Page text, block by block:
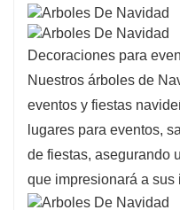
Decoraciones para
Nuestros árboles de
eventos y fiestas
lugares para eventos,
de fiestas, asegurando
que impresionará a sus